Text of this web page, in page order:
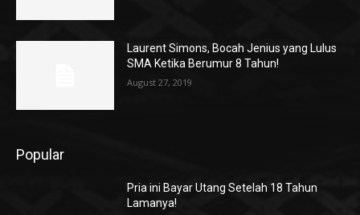
Laurent Simons, Bocah Jenius yang Lulus
SMA Ketika Berumur 8 Tahun!
August 27, 2019
Popular
Pria ini Bayar Utang Setelah 18 Tahun
Lamanya!